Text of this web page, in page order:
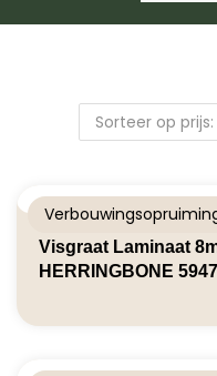
Visgraat Laminaat
HERRINGBONE